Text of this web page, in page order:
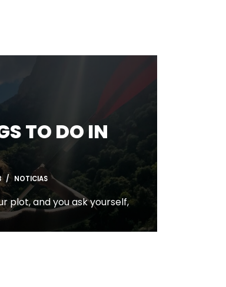
TO DO IN
NOTICIAS
plot, and you ask yourself,